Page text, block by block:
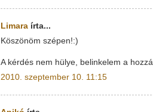
Limara írta...
Köszönöm szépen!:)
A kérdés nem hülye, belinkelem a
2010. szeptember 10. 11:15